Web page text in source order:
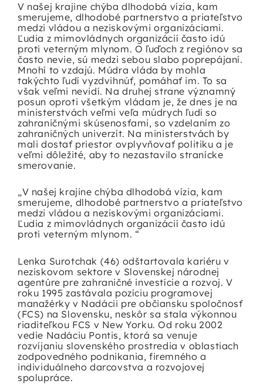
V našej krajine chýba dlhodobá vízia, kam
smerujeme, dlhodobé partnerstvo a priateľstvo
medzi vládou a neziskovými organizáciami.
Ľudia z mimovládnych organizácií často idú
proti veterným mlynom. O ľuďoch z regiónov sa
často nevie, sú medzi sebou slabo poprepájaní.
Mnohí to vzdajú. Múdra vláda by mohla
takýchto ľudí vyzdvihnúť, pomáhať im. To sa
však veľmi nevidí. Na druhej strane významný
posun oproti všetkým vládam je, že dnes je na
ministerstvách veľmi veľa múdrych ľudí so
zahraničnými skúsenosťami, so vzdelaním zo
zahraničných univerzít. Na ministerstvách by
mali dostať priestor ovplyvňovať politiku a je
veľmi dôležité, aby to nezastavilo stranícke
smerovanie.
„V našej krajine chýba dlhodobá vízia, kam
smerujeme, dlhodobé partnerstvo a priateľstvo
medzi vládou a neziskovými organizáciami.
Ľudia z mimovládnych organizácií často idú
proti veterným mlynom. “
Lenka Surotchak (46) odštartovala kariéru v
neziskovom sektore v Slovenskej národnej
agentúre pre zahraničné investície a rozvoj. V
roku 1995 zastávala pozíciu programovej
manažérky v Nadácii pre občiansku spoločnosť
(FCS) na Slovensku, neskôr sa stala výkonnou
riaditeľkou FCS v New Yorku. Od roku 2002
vedie Nadáciu Pontis, ktorá sa venuje
rozvíjaniu slovenského prostredia v oblastiach
zodpovedného podnikania, firemného a
individuálneho darcovstva a rozvojovej
spolupráce.